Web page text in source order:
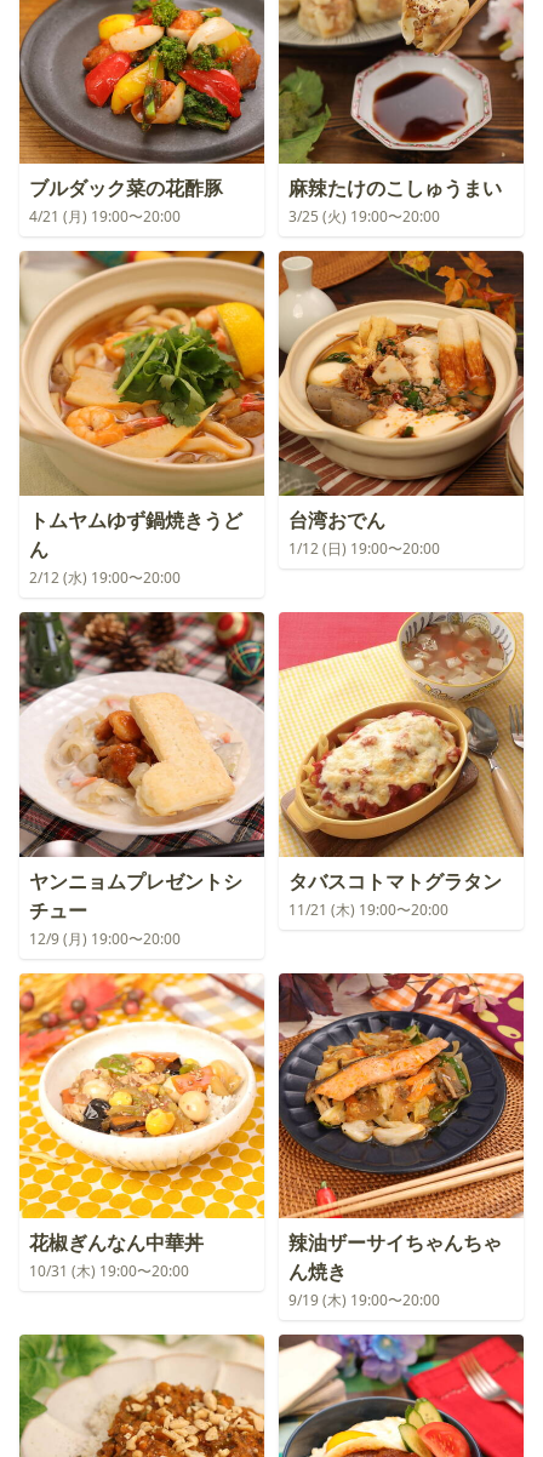
ブルダック菜の花酢豚
4/21 (月) 19:00〜20:00
麻辣たけのこしゅうまい
3/25 (火) 19:00〜20:00
トムヤムゆず鍋焼きうど
ん
2/12 (水) 19:00〜20:00
台湾おでん
1/12 (日) 19:00〜20:00
ヤンニョムプレゼントシ
チュー
12/9 (月) 19:00〜20:00
タバスコトマトグラタン
11/21 (木) 19:00〜20:00
花椒ぎんなん中華丼
10/31 (木) 19:00〜20:00
辣油ザーサイちゃんちゃ
ん焼き
9/19 (木) 19:00〜20:00